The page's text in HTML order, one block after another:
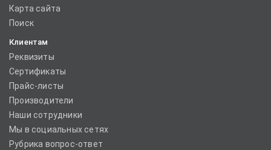
Карта сайта
Поиск
Клиентам
Реквизиты
Сертификаты
Прайс-листы
Производители
Наши сотрудники
Мы в социальных сетях
Рубрика вопрос-ответ